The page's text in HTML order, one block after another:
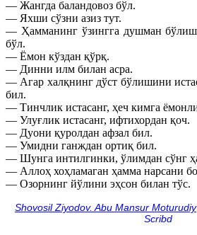
— Жангда баландовоз бўл.
— Яхши сўзни азиз тут.
— Ҳамманинг ўзингга душман
бўл.
— Ёмон кўздан қўрқ.
— Динни илм билан асра.
— Агар халқнинг дўст бўлишини
бил.
— Тинчлик истасанг, ҳеч кимга
— Улуғлик истасанг, ифтихордан қоч.
— Дуони қуролдан афзал бил.
— Умидни ганждан ортиқ бил.
— Шунга интилгинки, ўлимдан сўнг
— Аллоҳ хоҳламаган ҳамма нарсани
— Озорнинг йўлини эҳсон билан тўс.
Shovosil Ziyodov. Abu Mansur Moturudiy
Scribd